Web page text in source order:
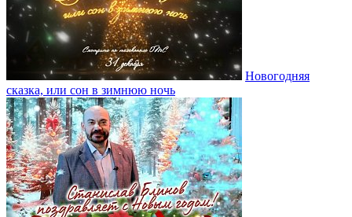
Новогодняя
сказка, или сон в зимнюю ночь